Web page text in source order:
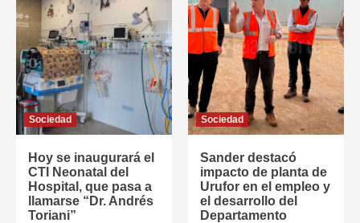
Sociedad
Hoy se inaugurará el
CTI Neonatal del
Hospital, que pasa a
llamarse “Dr. Andrés
Toriani”
Sociedad
Sander destacó
impacto de planta de
Urufor en el empleo y
el desarrollo del
Departamento